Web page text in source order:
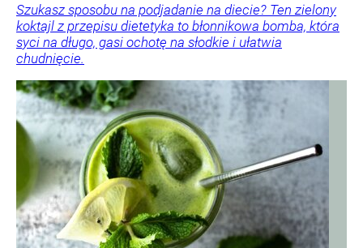
Szukasz sposobu na podjadanie na diecie? Ten zielony
koktajl z przepisu dietetyka to błonnikowa bomba, która
syci na długo, gasi ochotę na słodkie i ułatwia
chudnięcie.